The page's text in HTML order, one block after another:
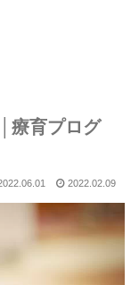
療育プログ
2022.02.09